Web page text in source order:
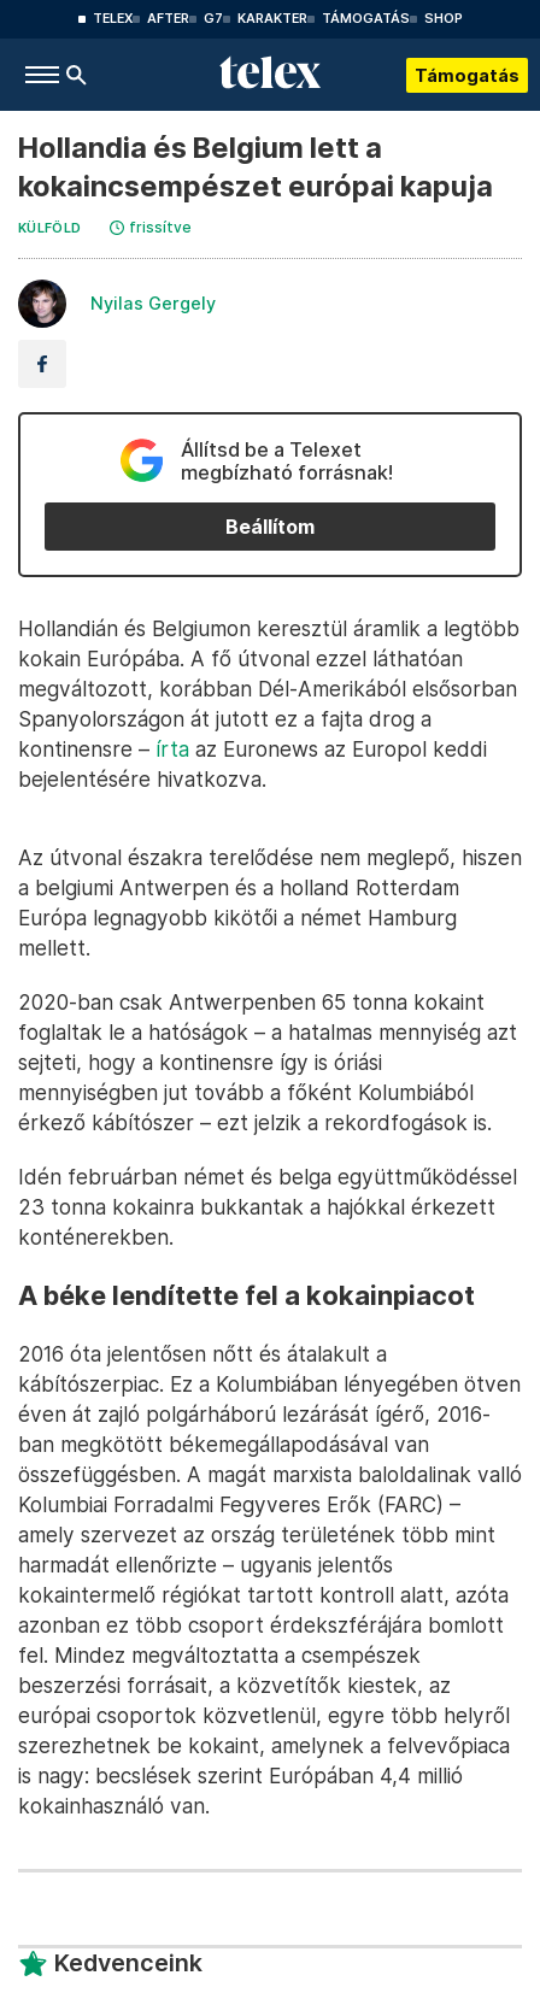
TELEX AFTER G7 KARAKTER TÁMOGATÁS SHOP
Támogatás
Hollandia és Belgium lett a
kokaincsempészet európai kapuja
KÜLFÖLD frissítve
Nyilas Gergely
Állítsd be a Telexet
megbízható forrásnak!
Beállítom
Hollandián és Belgiumon keresztül áramlik a legtöbb
kokain Európába. A fő útvonal ezzel láthatóan
megváltozott, korábban Dél-Amerikából elsősorban
Spanyolországon át jutott ez a fajta drog a
kontinensre – írta az Euronews az Europol keddi
bejelentésére hivatkozva.
Az útvonal északra terelődése nem meglepő, hiszen
a belgiumi Antwerpen és a holland Rotterdam
Európa legnagyobb kikötői a német Hamburg
mellett.
2020-ban csak Antwerpenben 65 tonna kokaint
foglaltak le a hatóságok – a hatalmas mennyiség azt
sejteti, hogy a kontinensre így is óriási
mennyiségben jut tovább a főként Kolumbiából
érkező kábítószer – ezt jelzik a rekordfogások is.
Idén februárban német és belga együttműködéssel
23 tonna kokainra bukkantak a hajókkal érkezett
konténerekben.
A béke lendítette fel a kokainpiacot
2016 óta jelentősen nőtt és átalakult a
kábítószerpiac. Ez a Kolumbiában lényegében ötven
éven át zajló polgárháború lezárását ígérő, 2016-
ban megkötött békemegállapodásával van
összefüggésben. A magát marxista baloldalinak valló
Kolumbiai Forradalmi Fegyveres Erők (FARC) –
amely szervezet az ország területének több mint
harmadát ellenőrizte – ugyanis jelentős
kokaintermelő régiókat tartott kontroll alatt, azóta
azonban ez több csoport érdekszférájára bomlott
fel. Mindez megváltoztatta a csempészek
beszerzési forrásait, a közvetítők kiestek, az
európai csoportok közvetlenül, egyre több helyről
szerezhetnek be kokaint, amelynek a felvevőpiaca
is nagy: becslések szerint Európában 4,4 millió
kokainhasználó van.
Kedvenceink